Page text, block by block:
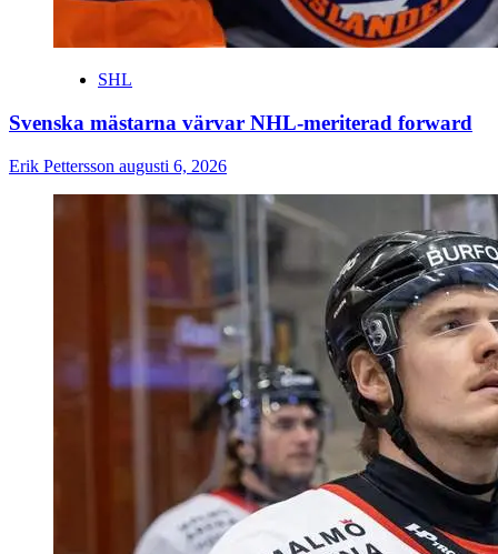
SHL
Svenska mästarna värvar NHL-meriterad forward
Erik Pettersson augusti 6, 2026